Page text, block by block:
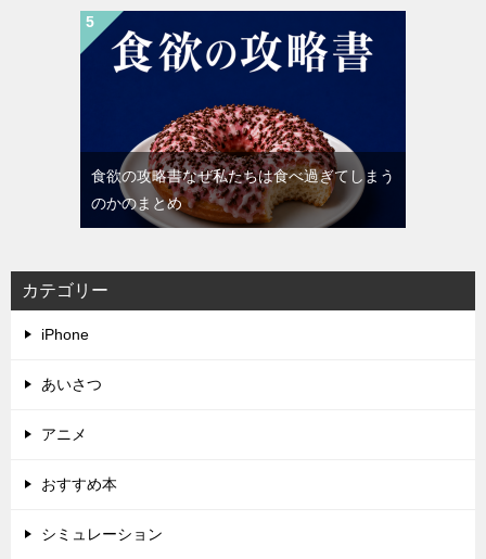
食欲の攻略書なぜ私たちは食べ過ぎてしまう
のかのまとめ
カテゴリー
iPhone
あいさつ
アニメ
おすすめ本
シミュレーション